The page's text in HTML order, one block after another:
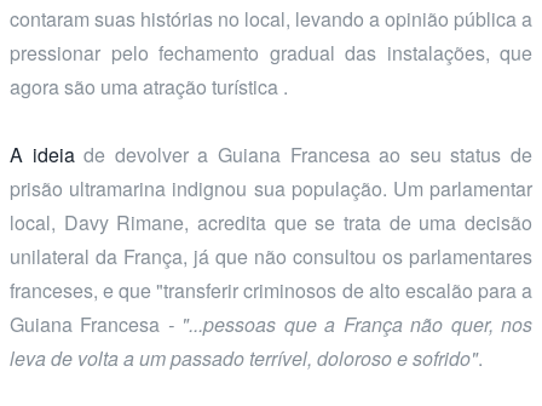
contaram suas histórias no local, levando a opinião pública a
pressionar pelo fechamento gradual das instalações, que
agora são uma atração turística .
A ideiade devolver a Guiana Francesa ao seu status de
prisão ultramarina indignou sua população. Um parlamentar
local, Davy Rimane, acredita que se trata de uma decisão
unilateral da França, já que não consultou os parlamentares
franceses, e que "transferir criminosos de alto escalão para a
Guiana Francesa - "...pessoas que a França não quer, nos
leva de volta a um passado terrível, doloroso e sofrido".